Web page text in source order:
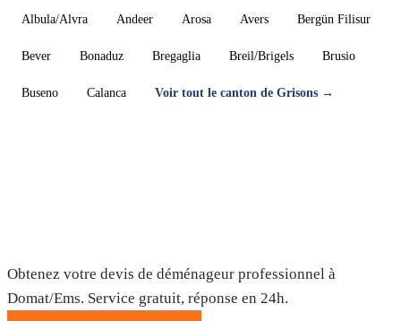
Albula/Alvra Andeer Arosa Avers Bergün Filisur
Bever Bonaduz Bregaglia Breil/Brigels Brusio
Buseno Calanca Voir tout le canton de Grisons →
Obtenez votre devis de déménageur professionnel à
Domat/Ems. Service gratuit, réponse en 24h.